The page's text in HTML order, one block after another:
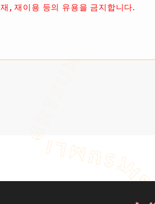
재, 재이용 등의 유용을 금지합니다.